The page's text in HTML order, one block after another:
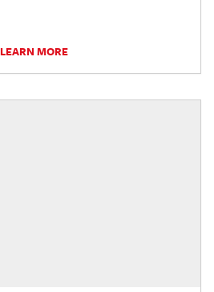
LEARN MORE